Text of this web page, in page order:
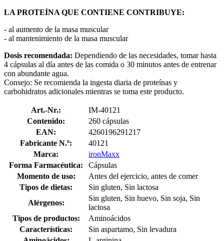
LA PROTEÍNA QUE CONTIENE CONTRIBUYE:
- al aumento de la masa muscular
- al mantenimiento de la masa muscular
Dosis recomendada: Dependiendo de las necesidades, tomar hasta
4 cápsulas al día antes de las comida o 30 minutos antes de entrenar
con abundante agua.
Consejo: Se recomienda la ingesta diaria de proteínas y
carbohidratos adicionales mientras se toma este producto.
Art.-Nr.:
IM-40121
Contenido:
260 cápsulas
EAN:
4260196291217
Fabricante N.º:
40121
Marca:
ironMaxx
Forma Farmacéutica:
Cápsulas
Momento de uso:
Antes del ejercicio, antes de comer
Tipos de dietas:
Sin gluten, Sin lactosa
Alérgenos:
Sin gluten, Sin huevo, Sin soja, Sin
lactosa
Tipos de productos:
Aminoácidos
Características:
Sin aspartamo, Sin levadura